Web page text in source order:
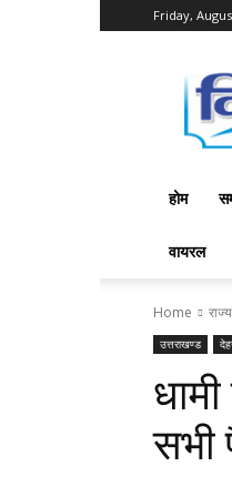
Friday,
होम
वायरल
Home राज्य
उत्तराखण्ड